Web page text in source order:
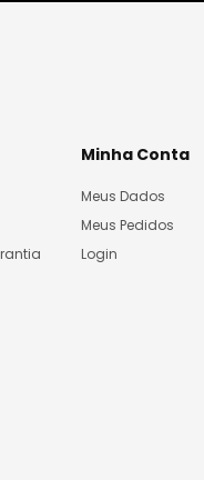
Minha Conta
Meus Dados
Meus Pedidos
Login